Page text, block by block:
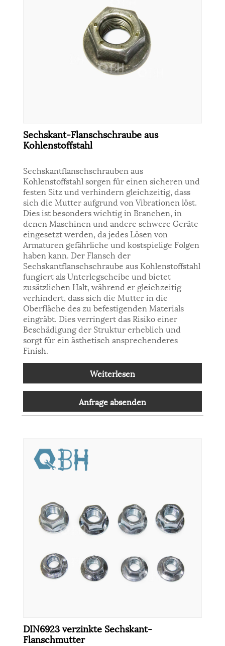
Sechskant-Flanschschraube aus
Kohlenstoffstahl
Sechskantflanschschrauben aus
Kohlenstoffstahl sorgen für einen sicheren und
festen Sitz und verhindern gleichzeitig, dass
sich die Mutter aufgrund von Vibrationen löst.
Dies ist besonders wichtig in Branchen, in
denen Maschinen und andere schwere Geräte
eingesetzt werden, da jedes Lösen von
Armaturen gefährliche und kostspielige Folgen
haben kann. Der Flansch der
Sechskantflanschschraube aus Kohlenstoffstahl
fungiert als Unterlegscheibe und bietet
zusätzlichen Halt, während er gleichzeitig
verhindert, dass sich die Mutter in die
Oberfläche des zu befestigenden Materials
eingräbt. Dies verringert das Risiko einer
Beschädigung der Struktur erheblich und
sorgt für ein ästhetisch ansprechenderes
Finish.
Weiterlesen
Anfrage absenden
DIN6923 verzinkte Sechskant-
Flanschmutter